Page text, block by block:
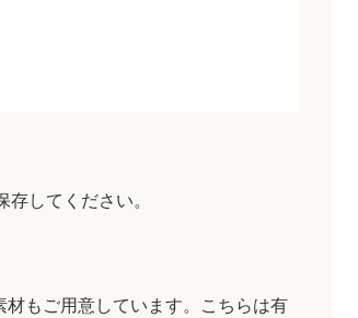
してください。
もご用意しています。こちらは有